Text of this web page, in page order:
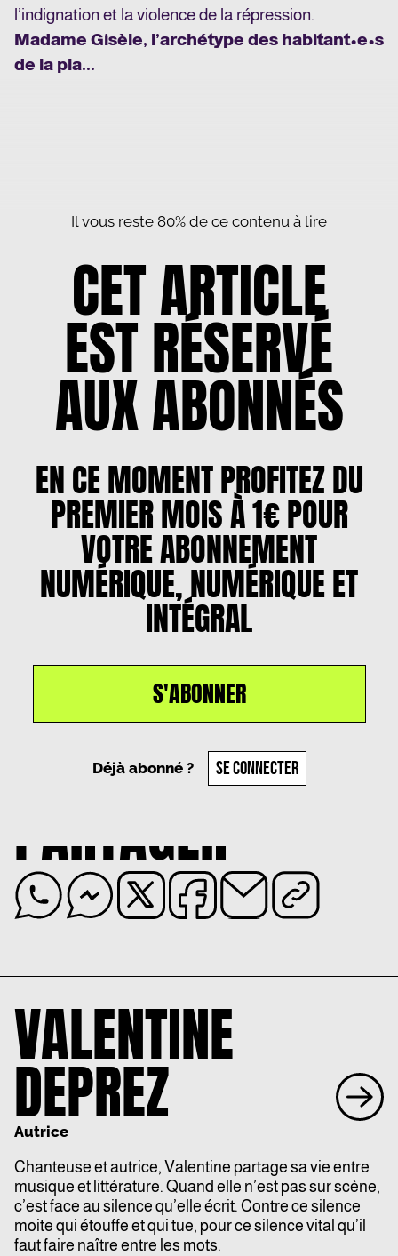
l’indignation et la violence de la répression.
Madame Gisèle, l’archétype des habitant•e•s
de la pla...
Il vous reste 80% de ce contenu à lire
CET ARTICLE
EST RÉSERVÉ
AUX ABONNÉS
EN CE MOMENT PROFITEZ DU
PREMIER MOIS À 1€ POUR
VOTRE ABONNEMENT
NUMÉRIQUE, NUMÉRIQUE ET
INTÉGRAL
S'ABONNER
Déjà abonné ? SE CONNECTER
Valentine Deprez, le
PARTAGER
VALENTINE
DEPREZ
Autrice
Chanteuse et autrice, Valentine partage sa vie entre
musique et littérature. Quand elle n’est pas sur scène,
c’est face au silence qu’elle écrit. Contre ce silence
moite qui étouffe et qui tue, pour ce silence vital qu’il
faut faire naître entre les mots.